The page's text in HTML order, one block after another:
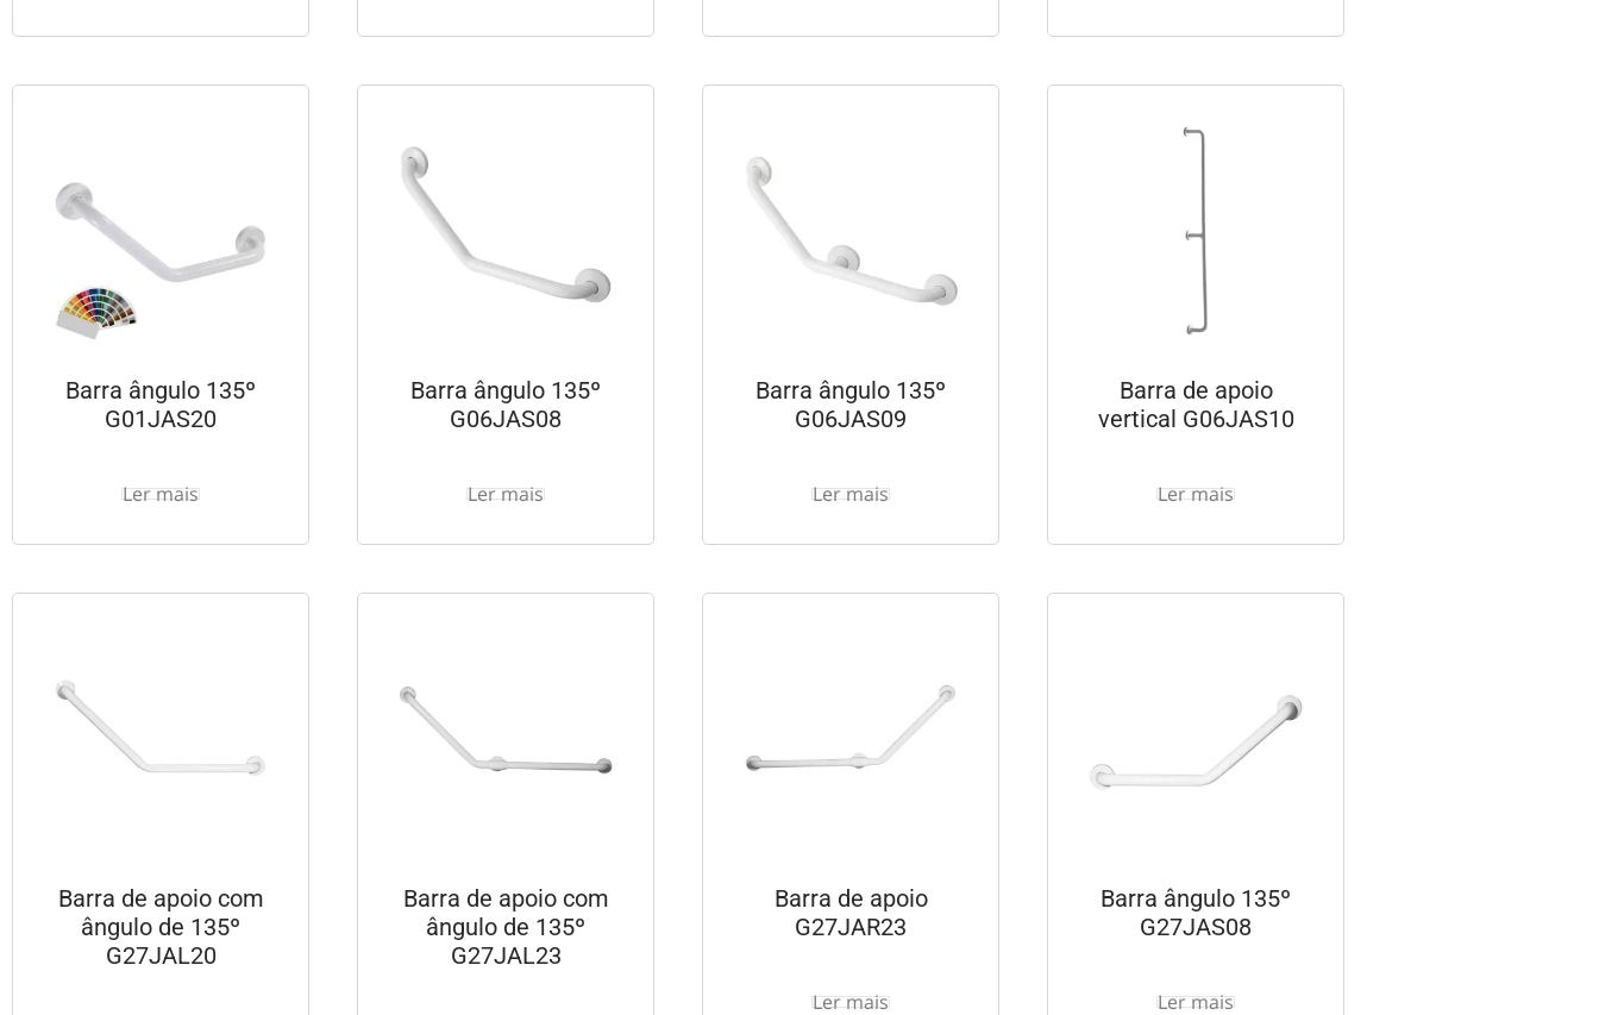
Barra ângulo 135º
G01JAS20
Ler mais
Barra ângulo 135º
G06JAS08
Ler mais
Barra ângulo 135º
G06JAS09
Ler mais
Barra de apoio
vertical G06JAS10
Ler mais
Barra de apoio com
ângulo de 135º
G27JAL20
Barra de apoio com
ângulo de 135º
G27JAL23
Barra de apoio
G27JAR23
Ler mais
Barra ângulo 135º
G27JAS08
Ler mais